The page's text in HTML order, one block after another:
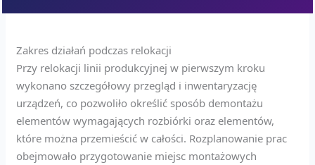
Zakres działań podczas relokacji
Przy relokacji linii produkcyjnej w pierwszym kroku
wykonano szczegółowy przegląd i inwentaryzację
urządzeń, co pozwoliło określić sposób demontażu
elementów wymagających rozbiórki oraz elementów,
które można przemieścić w całości. Rozplanowanie prac
obejmowało przygotowanie miejsc montażowych